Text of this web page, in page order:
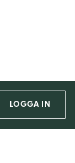
LOGGA IN